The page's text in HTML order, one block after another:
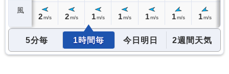
風
2 m/s 2 m/s 1 m/s 1m/s 1 m/s 1 m/s 1 m/s
5分毎 1時間毎 今日明日 2週間天気